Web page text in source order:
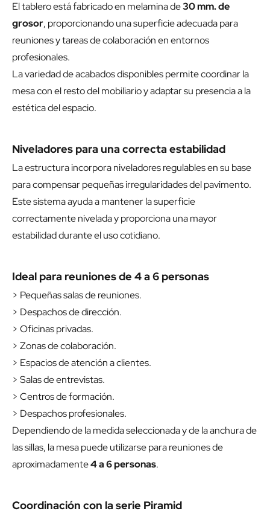
El tablero está fabricado en melamina de30 mm. de
grosor, proporcionando una superficie adecuada para
reuniones y tareas de colaboración en entornos
profesionales.
La variedad de acabados disponibles permite coordinar la
mesa con el resto del mobiliario y adaptar su presencia a la
estética del espacio.
Niveladores para una correcta estabilidad
La estructura incorpora niveladores regulables en su base
para compensar pequeñas irregularidades del pavimento.
Este sistema ayuda a mantener la superficie
correctamente nivelada y proporciona una mayor
estabilidad durante el uso cotidiano.
Ideal para reuniones de 4 a 6 personas
> Pequeñas salas de reuniones.
> Despachos de dirección.
> Oficinas privadas.
> Zonas de colaboración.
> Espacios de atención a clientes.
> Salas de entrevistas.
> Centros de formación.
> Despachos profesionales.
Dependiendo de la medida seleccionada y de la anchura de
las sillas, la mesa puede utilizarse para reuniones de
aproximadamente4 a 6 personas.
Coordinación con la serie Piramid